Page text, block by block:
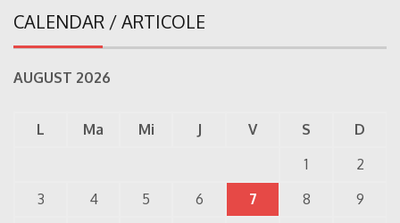
CALENDAR / ARTICOLE
AUGUST 2026
L Ma Mi J V S
D
1
2
3
4 5 6 7 8
9